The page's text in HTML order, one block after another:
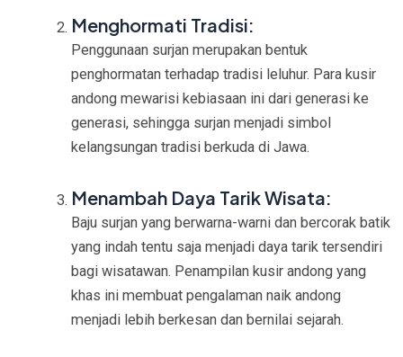
Menghormati Tradisi:
Penggunaan surjan merupakan bentuk
penghormatan terhadap tradisi leluhur. Para kusir
andong mewarisi kebiasaan ini dari generasi ke
generasi, sehingga surjan menjadi simbol
kelangsungan tradisi berkuda di Jawa.
Menambah Daya Tarik Wisata:
Baju surjan yang berwarna-warni dan bercorak batik
yang indah tentu saja menjadi daya tarik tersendiri
bagi wisatawan. Penampilan kusir andong yang
khas ini membuat pengalaman naik andong
menjadi lebih berkesan dan bernilai sejarah.